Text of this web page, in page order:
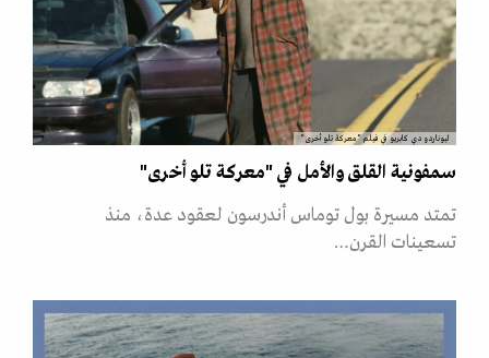
ليوناردو دي كابريو في فيلم "معركة تلو أخرى"
سمفونية القلق والأمل في "معركة تلو أخرى"
تمتد مسيرة بول توماس أندرسون لعقود عدة، منذ
تسعينات القرن…